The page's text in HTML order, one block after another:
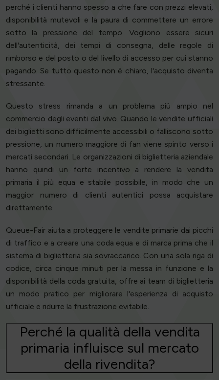
perché i clienti hanno spesso a che fare con prezzi elevati,
disponibilità mutevoli e la paura di commettere un errore
sotto la pressione del tempo. Vogliono essere sicuri
dell'autenticità, dei tempi di consegna, delle regole di
rimborso e del posto o del livello di accesso per cui stanno
pagando. Se tutto questo non è chiaro, l'acquisto diventa
stressante.
Questo stress rimanda a un problema più ampio nel
commercio degli eventi dal vivo. Quando le vendite ufficiali
dei biglietti sono difficilmente accessibili o falliscono sotto
pressione, un numero maggiore di fan viene spinto verso i
mercati secondari. Le organizzazioni di biglietteria aziendale
hanno quindi un forte incentivo a rendere la vendita
primaria il più equa e stabile possibile, in modo che un
maggior numero di clienti autentici possa acquistare
direttamente.
Queue-Fair aiuta a proteggere le vendite primarie dai picchi
di traffico e a creare una coda equa e di marca prima che il
sistema di biglietteria sia sovraccarico. Con una sola riga di
codice, circa cinque minuti per la messa in funzione e la
disponibilità della coda gratuita, offre ai team di biglietteria
un modo pratico per migliorare l'esperienza di acquisto
ufficiale e ridurre la frustrazione evitabile.
Perché la qualità della vendita
primaria influisce sul mercato
della rivendita?